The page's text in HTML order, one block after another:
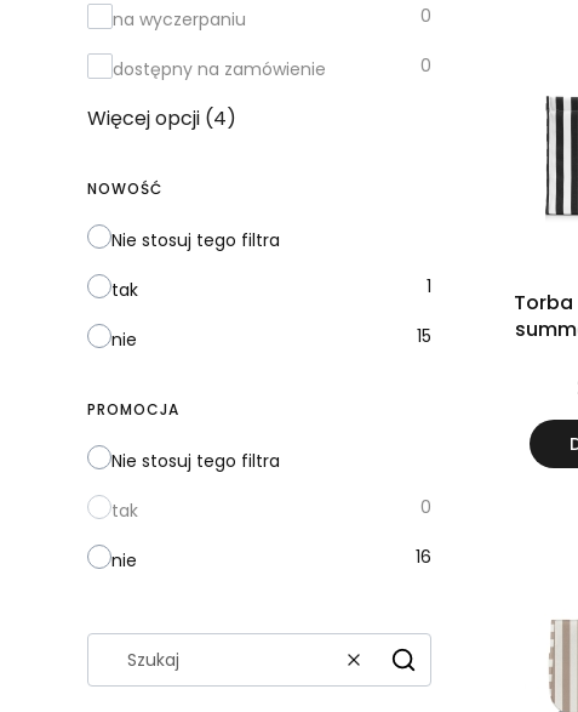
na wyczerpaniu 0
dostępny na zamówienie 0
Więcej opcji (4)
NOWOŚĆ
Nie stosuj tego filtra
tak 1
nie 15
PROMOCJA
Nie stosuj tego filtra
tak 0
nie 16
WyczyśćSzukaj
Torba